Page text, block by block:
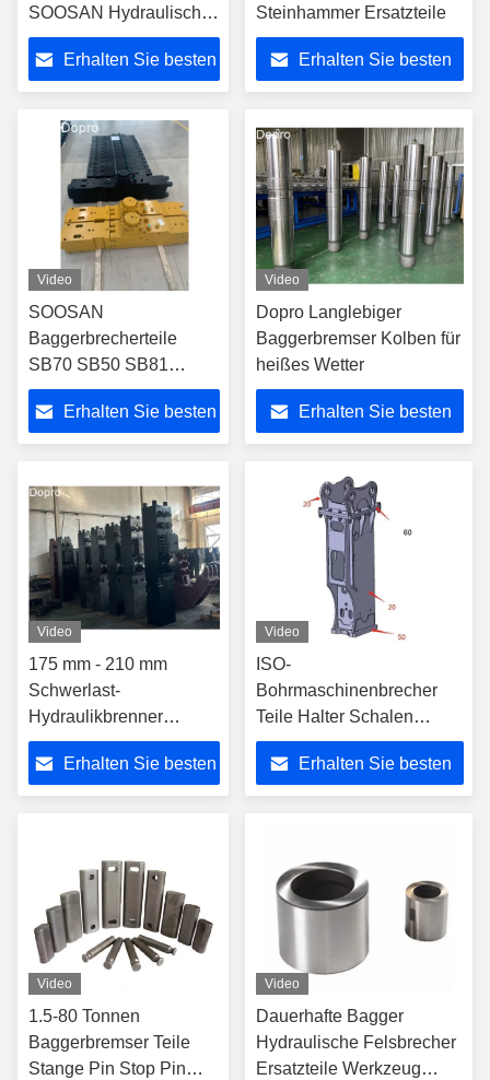
SOOSAN Hydraulischer
Zylinderkopf
Erhalten Sie besten
Steinhammer Ersatzteile
Erhalten Sie besten
Video
SOOSAN
Baggerbrecherteile
SB70 SB50 SB81
Hauptkörper-
Leistungszelle
Erhalten Sie besten
Video
Dopro Langlebiger
Baggerbremser Kolben für
heißes Wetter
Erhalten Sie besten
Video
175 mm - 210 mm
Schwerlast-
Hydraulikbrenner
Hauptkörper Stromzelle
für Wüstenwetter
Erhalten Sie besten
Video
ISO-
Bohrmaschinenbrecher
Teile Halter Schalen
Abdeckung Für Soosan
Typ Furukawa Typ
Erhalten Sie besten
Video
1.5-80 Tonnen
Baggerbremser Teile
Stange Pin Stop Pin
Video
Dauerhafte Bagger
Hydraulische Felsbrecher
Ersatzteile Werkzeug